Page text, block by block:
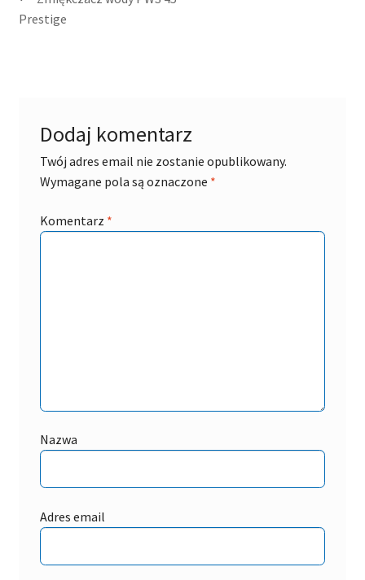
wpisu
wpis:
Prestige
Dodaj komentarz
Twój adres email nie zostanie opublikowany.
Wymagane pola są oznaczone *
Komentarz *
Nazwa
Adres email